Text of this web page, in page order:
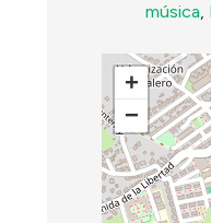
música,
+
−